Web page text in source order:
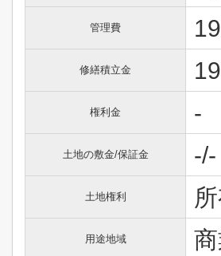
管理費
修繕積立金
権利金 -
土地の敷金/保証金 -/-
土地権利
用途地域